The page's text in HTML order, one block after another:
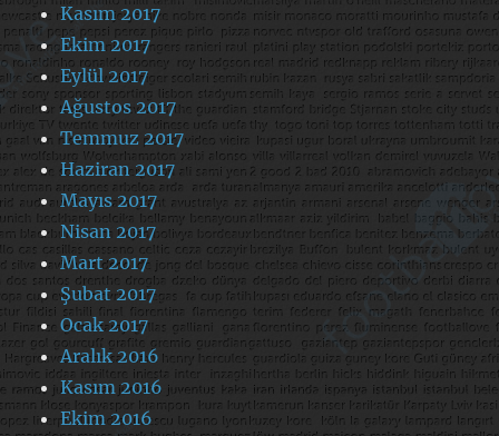
Kasım 2017
Ekim 2017
Eylül 2017
Ağustos 2017
Temmuz 2017
Haziran 2017
Mayıs 2017
Nisan 2017
Mart 2017
Şubat 2017
Ocak 2017
Aralık 2016
Kasım 2016
Ekim 2016